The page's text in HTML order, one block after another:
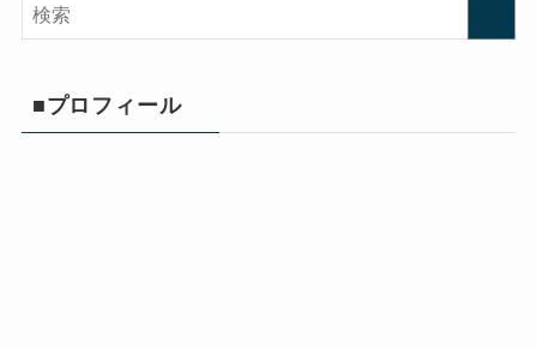
■プロフィール